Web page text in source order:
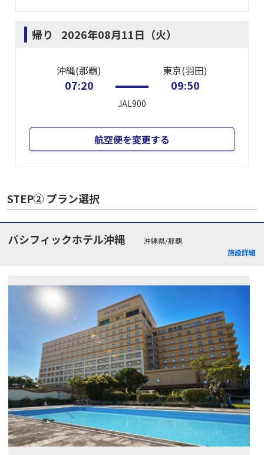
帰り 2026年08月11日（火）
沖縄(那覇)
07:20
JAL900
東京(羽田)
09:50
航空便を変更する
STEP② プラン選択
パシフィックホテル沖縄
沖縄県/那覇
施設詳細